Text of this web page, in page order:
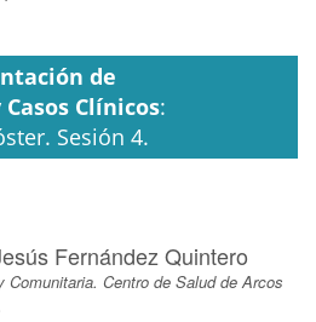
de
Clínicos:
Sesión 4.
Fernández Quintero
Comunitaria. Centro de Salud de Arcos